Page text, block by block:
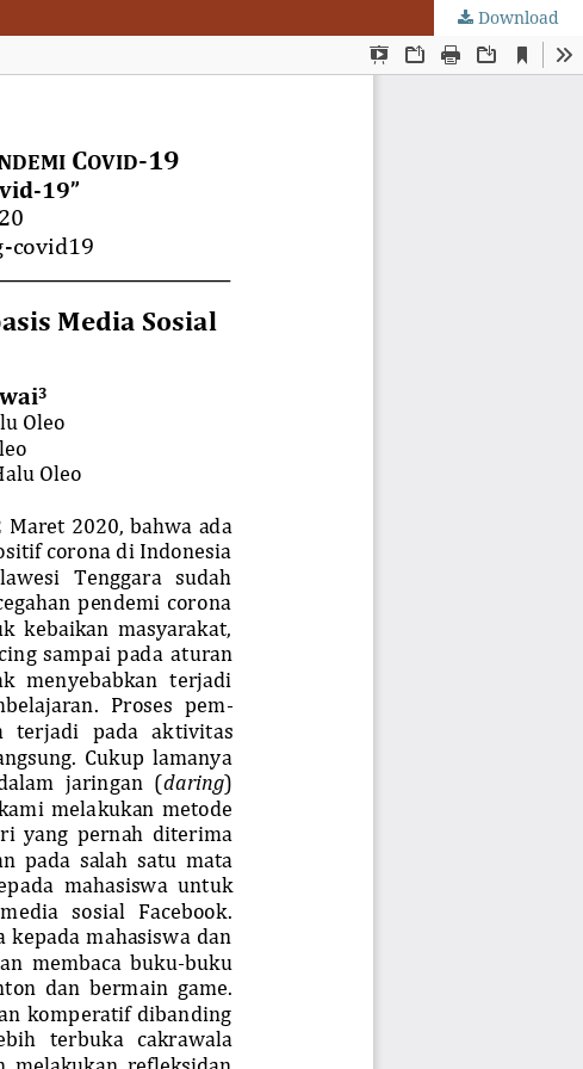
Download